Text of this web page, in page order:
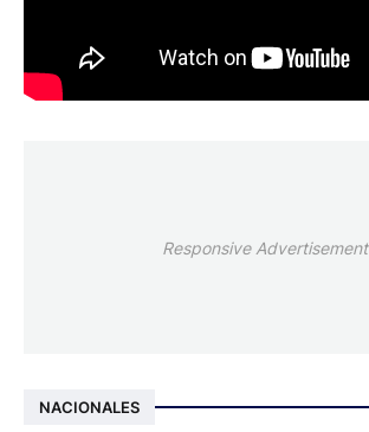
Responsive Advertisement
NACIONALES